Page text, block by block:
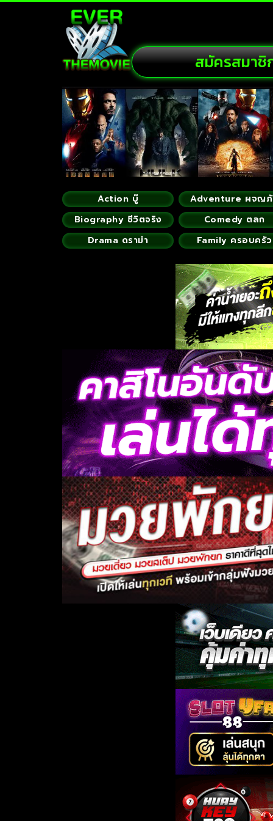
สมัครสมาชิ
Action บู๊
Adventure ผจญ
Biography ชีวิตจริง
Comedy ตลก
Drama ดราม่า
Family ครอบครัว